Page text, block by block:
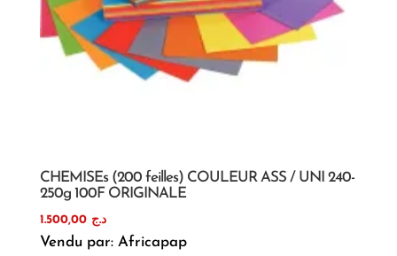
CHEMISEs (200 feilles) COULEUR ASS / UNI 240-
250g 100F ORIGINALE
د.ج 1.500,00
Vendu par: Africapap